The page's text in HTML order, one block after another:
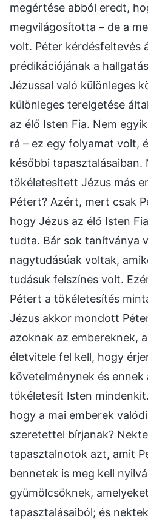
megértése abból eredt,
megvilágosította – de a
volt. Péter kérdésfeltevés
prédikációjának a
Jézussal való különleges
különleges terelgetése
az élő Isten Fia. Nem
rá – ez egy folyamat volt,
későbbi tapasztalásaiban.
tökéletesített Jézus más
Pétert? Azért, mert csak
hogy Jézus az élő Isten
tudta. Bár sok tanítványa
nagytudásúak voltak,
tudásuk felszínes volt.
Pétert a tökéletesítés
Jézus akkor mondott
azoknak az embereknek,
életvitele fel kell, hogy
követelménynek és
tökéletesít Isten
hogy a mai emberek
szeretettel bírjanak?
tapasztalnotok azt, amit
bennetek is meg kell
gyümölcsöknek,
tapasztalásaiból; és